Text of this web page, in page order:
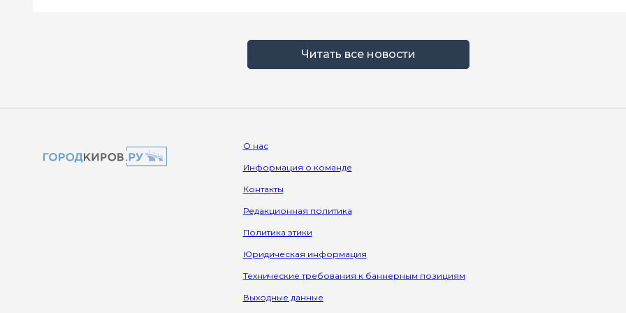
Читать все новости
О нас
Информация о команде
Контакты
Редакционная политика
Политика этики
Юридическая информация
Технические требования к баннерным позициям
Выходные данные